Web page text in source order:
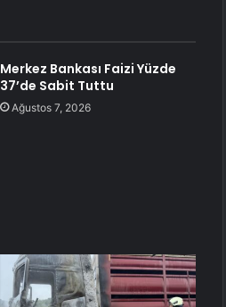
Merkez Bankası Faizi Yüzde
37’de Sabit Tuttu
Ağustos 7, 2026